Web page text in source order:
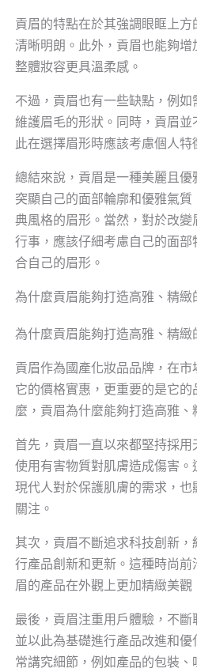
貢眉的特點在於其強調眼眶上
清晰明朗。此外，貢眉也能夠
整體妝容更具溫柔感。
不過，貢眉也有一些缺點，例
維護眉毛的形狀。同時，貢眉
此在選擇眉形時應該考慮個人特
總結來說，貢眉是一種美麗且
突顯自己的面部輪廓和優雅氣
典風格的眉形。當然，對於改
行事，應該仔細考慮自己的面
合自己的眉形。
為什麼貢眉能夠打造高雅、精緻
為什麼貢眉能夠打造高雅、精緻
貢眉作為國產化妝品品牌，在
它的價格實惠，更重要的是它
麼，貢眉為什麼能夠打造高雅、
首先，貢眉一直以來都堅持採
使用有害物質對肌膚造成傷害
現代人對於保護肌膚的需求，
關注。
其次，貢眉不斷追求科技創新
行產品創新和更新。這種時尚
眉的產品在外觀上更加精緻美觀
最後，貢眉注重用戶體驗，不斷
並以此為基礎進行產品改進和
常講究細節，例如產品的包裝